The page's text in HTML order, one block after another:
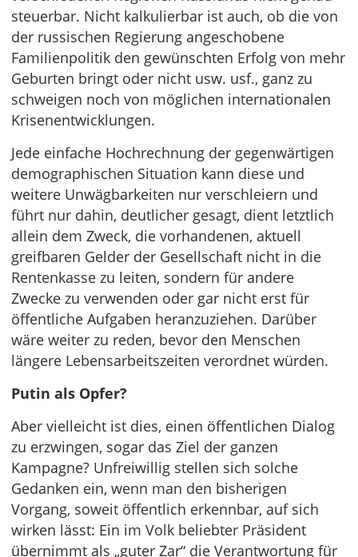
steuerbar. Nicht kalkulierbar ist auch, ob die von
der russischen Regierung angeschobene
Familienpolitik den gewünschten Erfolg von mehr
Geburten bringt oder nicht usw. usf., ganz zu
schweigen noch von möglichen internationalen
Krisenentwicklungen.
Jede einfache Hochrechnung der gegenwärtigen
demographischen Situation kann diese und
weitere Unwägbarkeiten nur verschleiern und
führt nur dahin, deutlicher gesagt, dient letztlich
allein dem Zweck, die vorhandenen, aktuell
greifbaren Gelder der Gesellschaft nicht in die
Rentenkasse zu leiten, sondern für andere
Zwecke zu verwenden oder gar nicht erst für
öffentliche Aufgaben heranzuziehen. Darüber
wäre weiter zu reden, bevor den Menschen
längere Lebensarbeitszeiten verordnet würden.
Putin als Opfer?
Aber vielleicht ist dies, einen öffentlichen Dialog
zu erzwingen, sogar das Ziel der ganzen
Kampagne? Unfreiwillig stellen sich solche
Gedanken ein, wenn man den bisherigen
Vorgang, soweit öffentlich erkennbar, auf sich
wirken lässt: Ein im Volk beliebter Präsident
übernimmt als „guter Zar“ die Verantwortung für